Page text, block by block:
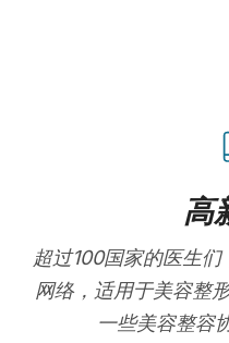
高
超过100国家的医生
网络，适用于美容整
一些美容整容